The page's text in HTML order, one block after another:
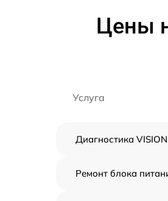
Цены
Услуга
Диагностика
Ремонт блока